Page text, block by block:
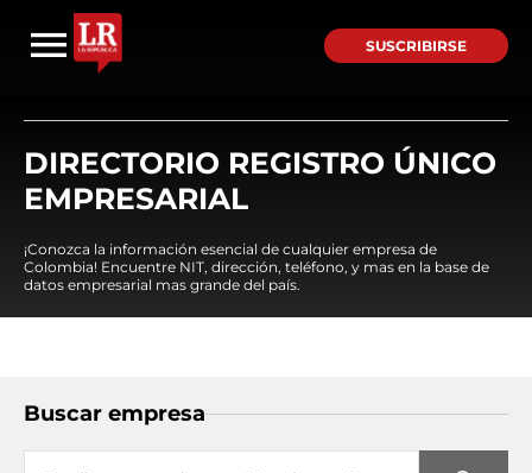
SUSCRIBIRSE
DIRECTORIO REGISTRO ÚNICO
EMPRESARIAL
¡Conozca la información esencial de cualquier empresa de
Colombia! Encuentre NIT, dirección, teléfono, y mas en la base de
datos empresarial mas grande del país.
Buscar empresa